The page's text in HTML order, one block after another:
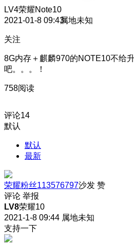
LV4荣耀Note10
2021-01-8 09:43属地未知
关注
8G内存＋麒麟970的NOTE10不给
吧。。。！
758阅读
评论14
默认
默认
最新
荣耀粉丝113576797沙发 赞
评论 举报
LV8荣耀10
2021-1-8 09:44 属地未知
支持一下